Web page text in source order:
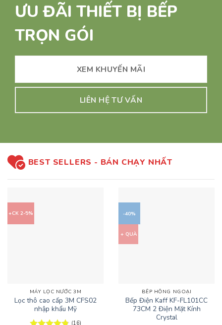
ƯU ĐÃI THIẾT BỊ BẾP
TRỌN GÓI
XEM KHUYẾN MÃI
LIÊN HỆ TƯ VẤN
BEST SELLERS - BÁN CHẠY NHẤT
+CK 2-5%
MÁY LỌC NƯỚC 3M
Lọc thô cao cấp 3M CFS02
nhập khẩu Mỹ
(16)
-40%
+ QUÀ
BẾP HỒNG NGOẠI
Bếp Điện Kaff KF-FL101CC
73CM 2 Điện Mặt Kính
Crystal